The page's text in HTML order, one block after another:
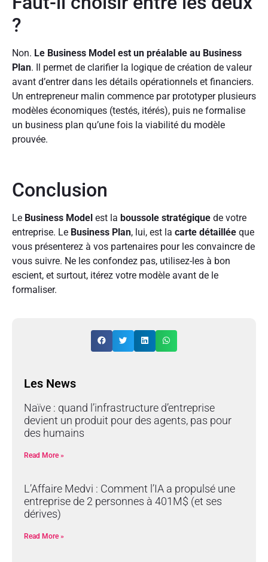
?
Non. Le Business Model est un préalable au Business
Plan. Il permet de clarifier la logique de création de valeur
avant d’entrer dans les détails opérationnels et financiers.
Un entrepreneur malin commence par prototyper plusieurs
modèles économiques (testés, itérés), puis ne formalise
un business plan qu’une fois la viabilité du modèle
prouvée.
Conclusion
Le Business Model est la boussole stratégique de votre
entreprise. Le Business Plan, lui, est la carte détaillée que
vous présenterez à vos partenaires pour les convaincre de
vous suivre. Ne les confondez pas, utilisez-les à bon
escient, et surtout, itérez votre modèle avant de le
formaliser.
Les News
Naïve : quand l’infrastructure d’entreprise
devient un produit pour des agents, pas pour
des humains
Read More »
L’Affaire Medvi : Comment l’IA a propulsé une
entreprise de 2 personnes à 401M$ (et ses
dérives)
Read More »